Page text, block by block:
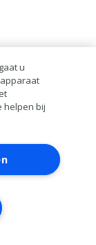
u
helpen bij